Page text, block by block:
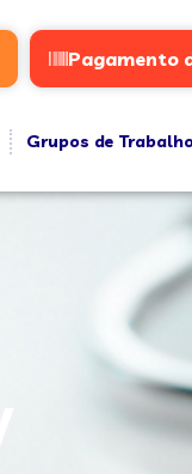
Pagamento
Grupos de